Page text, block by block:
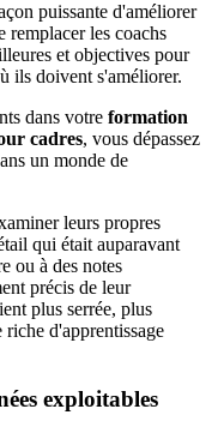
puissante d'améliorer
remplacer les coachs
et objectives pour
ils doivent s'améliorer.
dans votre formation
cadres, vous dépassez
un monde de
leurs propres
qui était auparavant
ou à des notes
précis de leur
plus serrée, plus
d'apprentissage
exploitables